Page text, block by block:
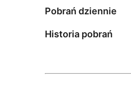
Pobrań dziennie
Historia pobrań